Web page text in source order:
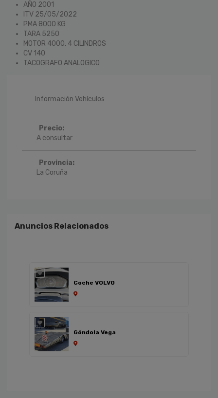
AÑO 2001
ITV 25/05/2022
PMA 8000 KG
TARA 5250
MOTOR 4000, 4 CILINDROS
CV 140
TACOGRAFO ANALOGICO
Información Vehículos
Precio:
A consultar
Provincia:
La Coruña
Anuncios Relacionados
Coche VOLVO
Góndola Vega